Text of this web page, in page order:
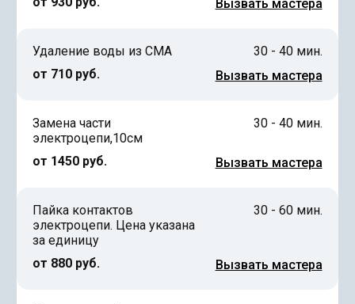
Вызвать мастера
Удаление воды из СМА
от 710 руб.
30 - 40 мин.
Вызвать мастера
Замена части
электроцепи,10см
от 1450 руб.
30 - 40 мин.
Вызвать мастера
Пайка контактов
электроцепи. Цена указана
за единицу
от 880 руб.
30 - 60 мин.
Вызвать мастера